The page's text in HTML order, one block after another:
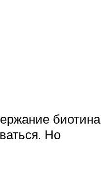
биотина
Но